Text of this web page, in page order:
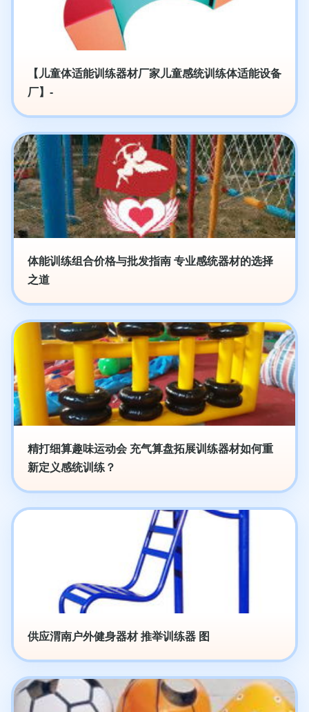
【儿童体适能训练器材厂家儿童感统训练体适能设备
厂】-
体能训练组合价格与批发指南 专业感统器材的选择
之道
精打细算趣味运动会 充气算盘拓展训练器材如何重
新定义感统训练？
供应渭南户外健身器材 推举训练器 图